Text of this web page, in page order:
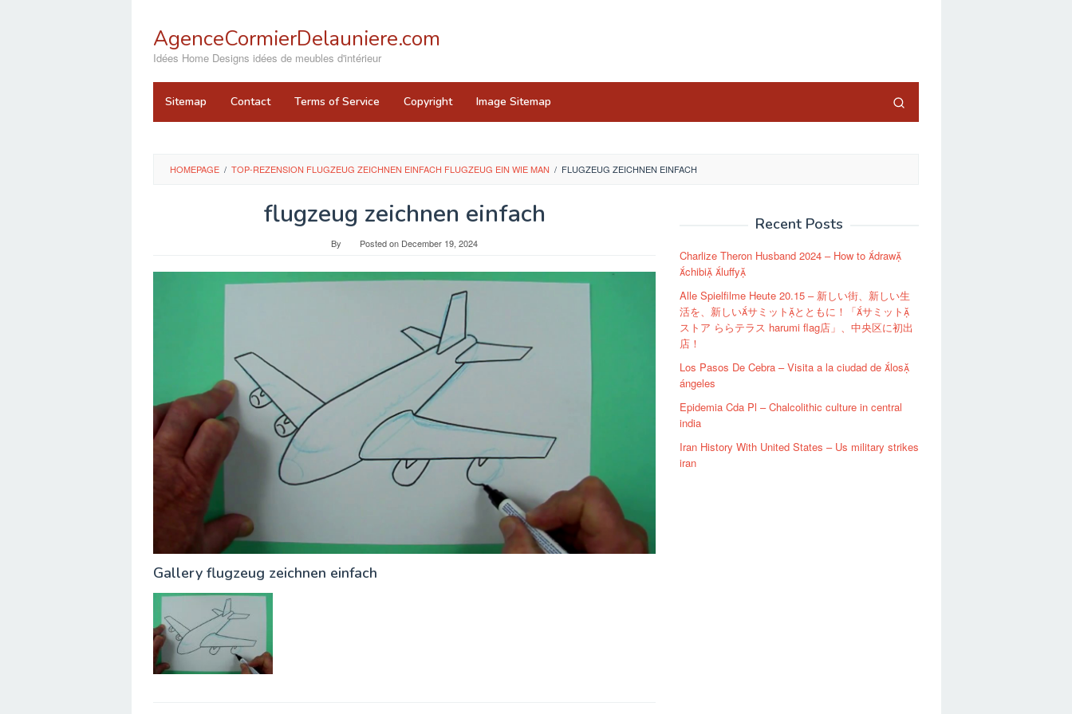
contentAgenceCormierDelauniere.com
Idées Home Designs idées de meubles d'intérieur
Sitemap Contact Terms of Service Copyright Image Sitemap
HOMEPAGE / TOP-REZENSION FLUGZEUG ZEICHNEN EINFACH FLUGZEUG EIN WIE MAN / FLUGZEUG ZEICHNEN EINFACH
flugzeug zeichnen einfach
By Posted on December 19, 2024
Gallery flugzeug zeichnen einfach
Recent Posts
Charlize Theron Husband 2024 – How to draw
chibi luffy
Alle Spielfilme Heute 20.15 – 新しい街、新しい生
活を、新しいサミットとともに！「サミット
ストア ららテラス harumi flag店」、中央区に初出
店！
Los Pasos De Cebra – Visita a la ciudad de los
ángeles
Epidemia Cda Pl – Chalcolithic culture in central
india
Iran History With United States – Us military strikes
iran